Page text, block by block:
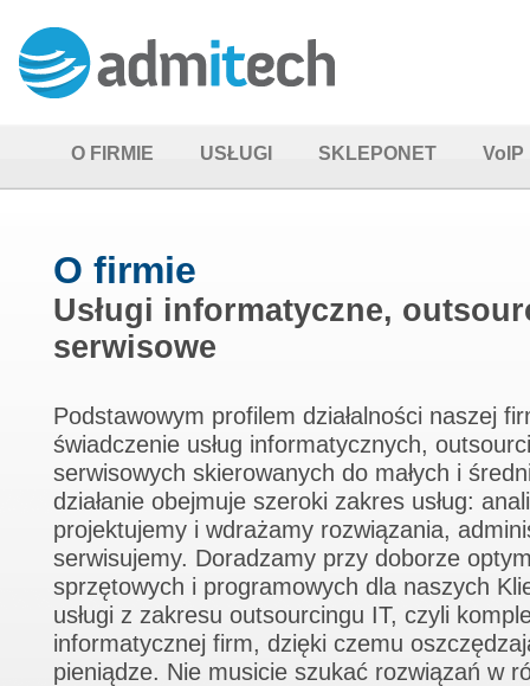
O FIRMIE USŁUGI SKLEPONET VoIP
O firmie
Usługi informatyczne,
serwisowe
Podstawowym profilem działalności naszej
świadczenie usług informatycznych,
serwisowych skierowanych do małych i
działanie obejmuje szeroki zakres usług:
projektujemy i wdrażamy rozwiązania,
serwisujemy. Doradzamy przy doborze
sprzętowych i programowych dla naszych
usługi z zakresu outsourcingu IT, czyli
informatycznej firm, dzięki czemu
pieniądze. Nie musicie szukać rozwiązań w